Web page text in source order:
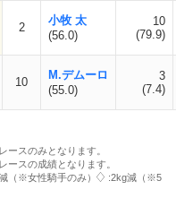
2
小牧 太
(56.0)
10
(79.9)
10
M.デムーロ
(55.0)
3
(7.4)
スのみとなります。
スの成績となります。
（※女性騎手のみ）
:2kg減（※5